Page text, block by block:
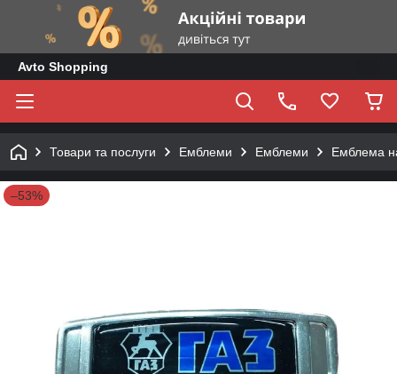
Avto Shopping
Товари та послуги Емблеми Емблеми Емблема
–53%